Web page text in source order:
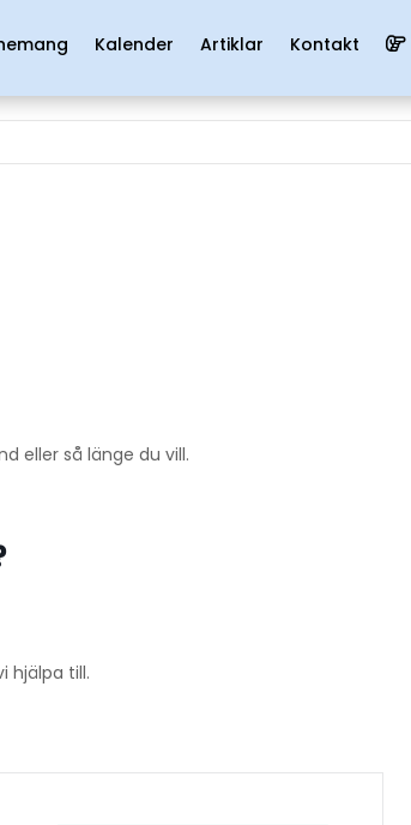
Kalender Artiklar Kontakt
eller så länge du vill.
hjälpa till.